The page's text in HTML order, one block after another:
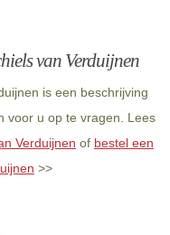
van Verduijnen
is een beschrijving
voor u op te vragen. Lees
Verduijnen of bestel een
>>